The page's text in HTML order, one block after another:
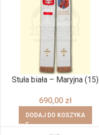
Stuła biała – Maryjna (15)
690,00 zł
DODAJ DO KOSZYKA